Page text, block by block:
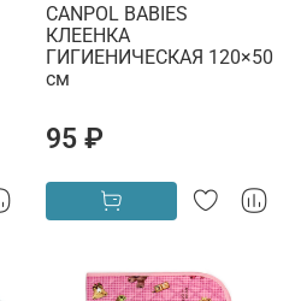
CANPOL BABIES
КЛЕЕНКА
ГИГИЕНИЧЕСКАЯ 120×50
см
95 ₽